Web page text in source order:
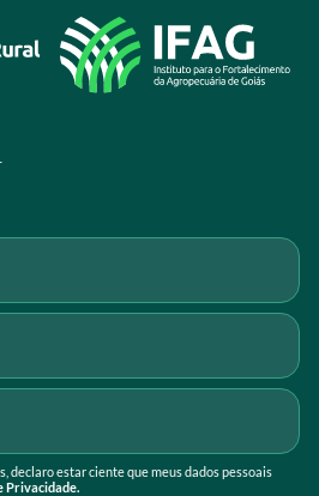
declaro estar ciente que meus dados pessoais
Privacidade.